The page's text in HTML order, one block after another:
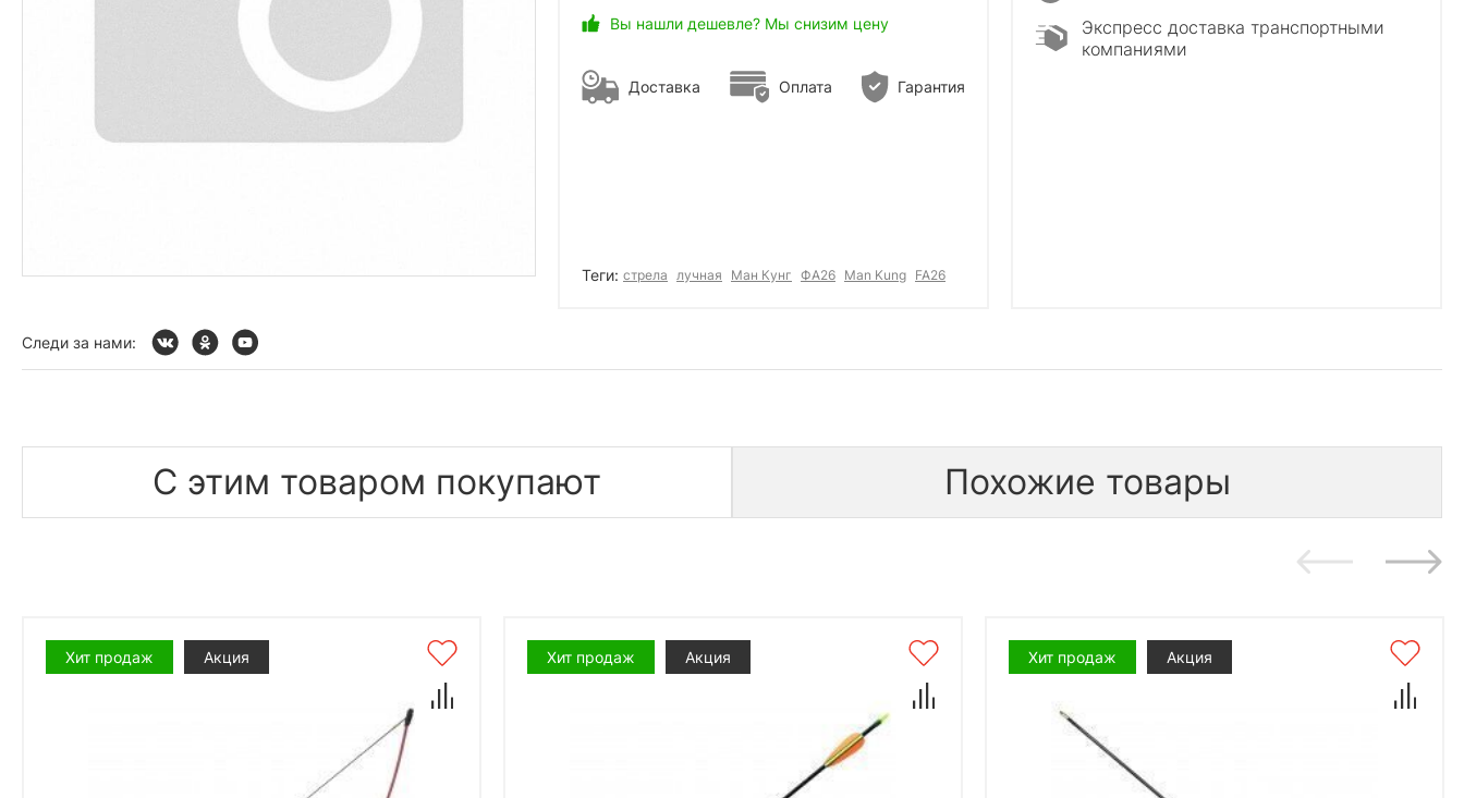
Вы нашли дешевле? Мы снизим цену
Доставка Оплата Гарантия
Теги: стрела лучная Ман Кунг ФА26 Man Kung FA26
Экспресс доставка транспортными
компаниями
Следи за нами:
С этим товаром покупают Похожие товары
Хит продаж Акция Хит продаж Акция Хит продаж Акция